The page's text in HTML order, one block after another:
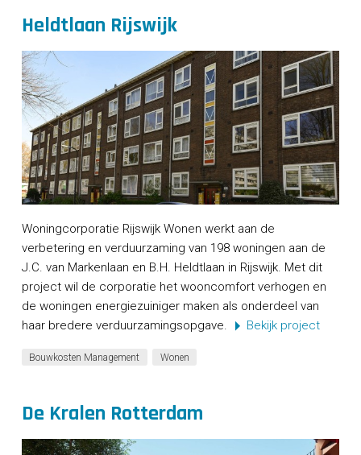
Heldtlaan Rijswijk
Woningcorporatie Rijswijk Wonen werkt aan de
verbetering en verduurzaming van 198 woningen aan de
J.C. van Markenlaan en B.H. Heldtlaan in Rijswijk. Met dit
project wil de corporatie het wooncomfort verhogen en
de woningen energiezuiniger maken als onderdeel van
haar bredere verduurzamingsopgave.
Bekijk project
Bouwkosten Management Wonen
De Kralen Rotterdam